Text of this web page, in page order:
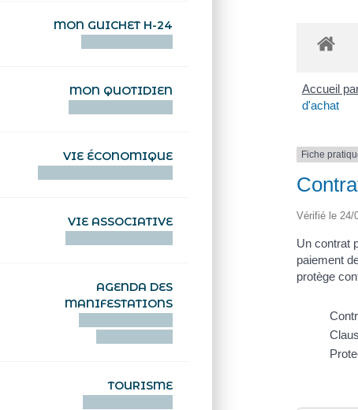
MON GUICHET H-24
MON QUOTIDIEN
VIE ÉCONOMIQUE
VIE ASSOCIATIVE
AGENDA DES
MANIFESTATIONS
TOURISME
Accueil
d'achat
Fiche
Vérifié le 24/
Un contrat
paiement
protège